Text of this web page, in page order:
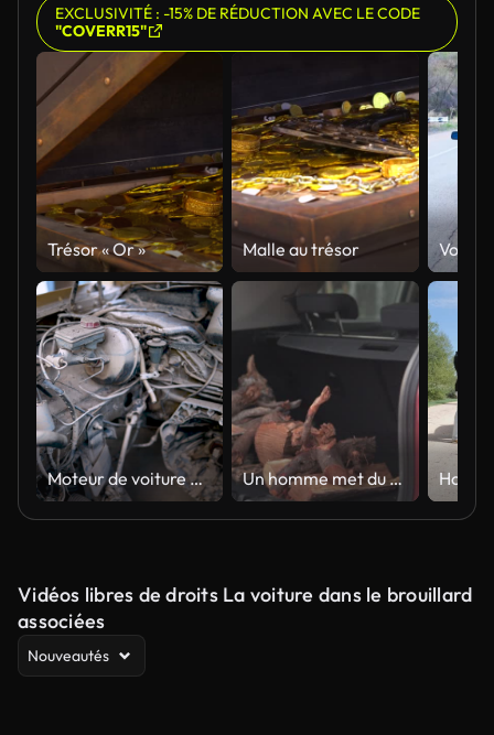
EXCLUSIVITÉ : -15% DE RÉDUCTION AVEC LE CODE
"COVERR15"
Trésor « Or » Malle au trésor
Moteur de voiture endommagé par l’inondation recouvert de boue Un homme met du bois de chauffage dans le coffre d’une voiture
Vidéos libres de droits La voiture dans le brouillard
associées
Nouveautés